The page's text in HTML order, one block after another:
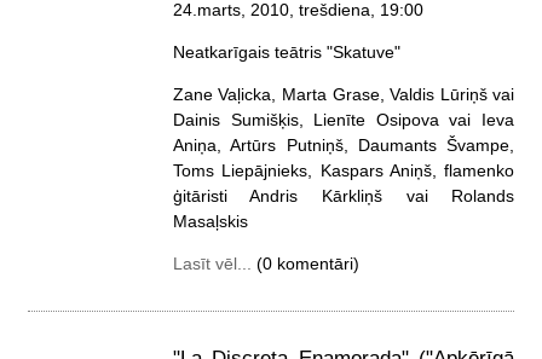
24.marts, 2010, trešdiena , 19:00
Neatkarīgais teātris "Skatuve"
Zane Vaļicka, Marta Grase, Valdis Lūriņš vai
Dainis Sumišķis, Lienīte Osipova vai Ieva
Aniņa, Artūrs Putniņš, Daumants Švampe,
Toms Liepājnieks, Kaspars Aniņš, flamenko
ģitāristi Andris Kārkliņš vai Rolands
Masaļskis
Lasīt vēl... (0 komentāri)